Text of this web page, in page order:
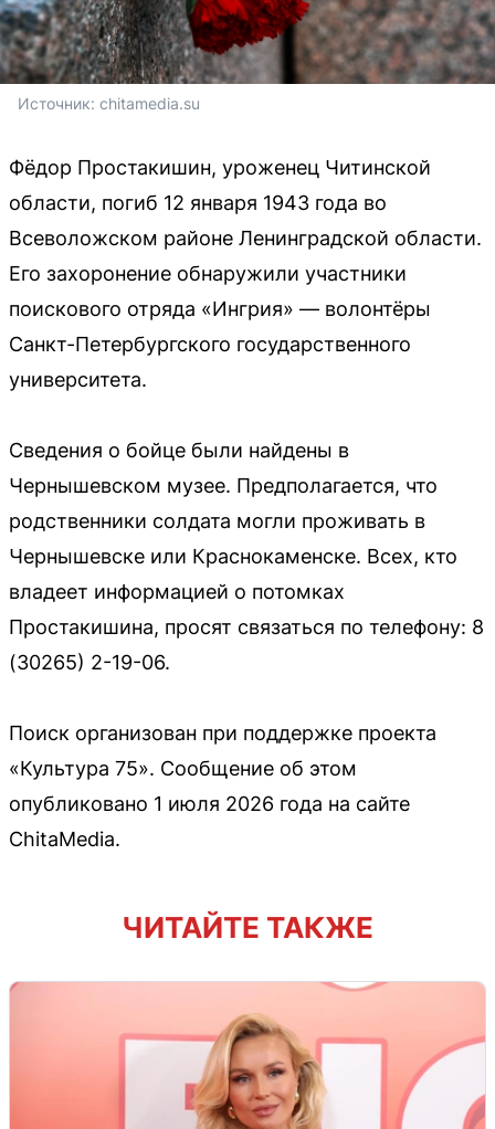
Источник: chitamedia.su
Фёдор Простакишин, уроженец Читинской
области, погиб 12 января 1943 года во
Всеволожском районе Ленинградской области.
Его захоронение обнаружили участники
поискового отряда «Ингрия» — волонтёры
Санкт-Петербургского государственного
университета.
Сведения о бойце были найдены в
Чернышевском музее. Предполагается, что
родственники солдата могли проживать в
Чернышевске или Краснокаменске. Всех, кто
владеет информацией о потомках
Простакишина, просят связаться по телефону: 8
(30265) 2-19-06.
Поиск организован при поддержке проекта
«Культура 75». Сообщение об этом
опубликовано 1 июля 2026 года на сайте
ChitaMedia.
ЧИТАЙТЕ ТАКЖЕ